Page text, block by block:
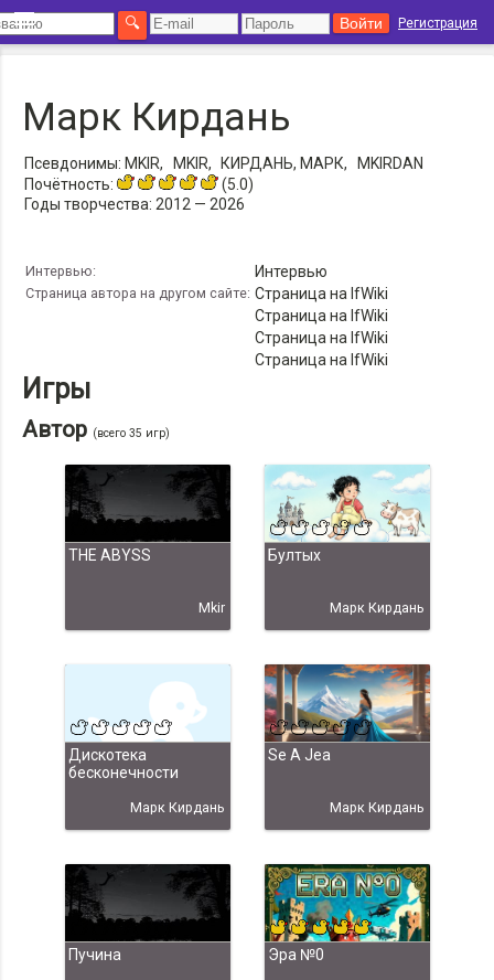
Регистрация
Марк Кирдань
Псевдонимы: MKIR, MKIR, КИРДАНЬ, МАРК,
MKIRDAN
Почётность:
(5.0)
Годы творчества: 2012 — 2026
Интервью: Интервью
Страница автора на другом сайте: Страница на IfWiki
Страница на IfWiki
Страница на IfWiki
Страница на IfWiki
Игры
Автор (всего 35 игр)
THE ABYSS
Mkir
Бултых
Марк Кирдань
Дискотека
бесконечности
Марк Кирдань
Se A Jea
Марк Кирдань
Пучина Эра №0